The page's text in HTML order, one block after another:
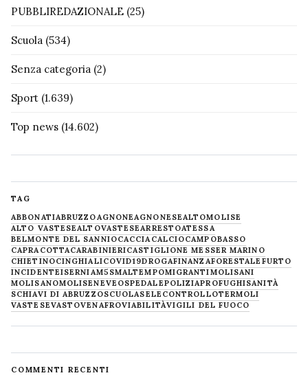
PUBBLIREDAZIONALE (25)
Scuola (534)
Senza categoria (2)
Sport (1.639)
Top news (14.602)
TAG
ABBONATIABRUZZOAGNONEAGNONESEALTOMOLISE
ALTO VASTESEALTOVASTESEARRESTOATESSA
BELMONTE DEL SANNIOCACCIA CALCIOCAMPOBASSO
CAPRACOTTACARABINIERICASTIGLIONE MESSER MARINO
CHIETINOCINGHIALICOVID19DROGAFINANZAFORESTALE FURTO
INCIDENTEISERNIAM5SMALTEMPOMIGRANTIMOLISANI
MOLISANOMOLISENEVE OSPEDALEPOLIZIAPROFUGHISANITÀ
SCHIAVI DI ABRUZZOSCUOLASELECONTROLLOTERMOLI
VASTESEVASTOVENAFROVIABILITÀVIGILI DEL FUOCO
COMMENTI RECENTI